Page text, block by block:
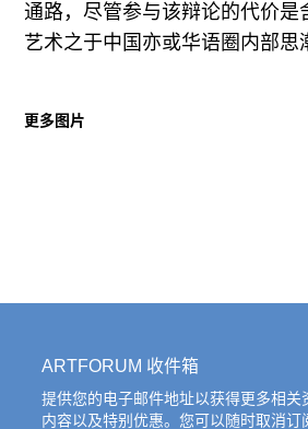
通路，尽管参与该辩论的代价是
艺术之于中国亦或华语圈内部思
更多图片
ARTFORUM 收件箱
提供您的电子邮件地址以获得更多相关
内容以及特别优惠。您可以随时取消订